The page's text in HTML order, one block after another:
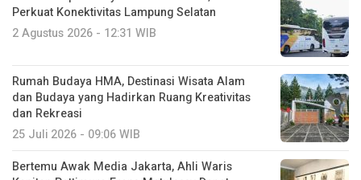
Perkuat Konektivitas Lampung Selatan
2 Agustus 2026 - 12:31 WIB
Rumah Budaya HMA, Destinasi Wisata Alam
dan Budaya yang Hadirkan Ruang Kreativitas
dan Rekreasi
25 Juli 2026 - 09:06 WIB
Bertemu Awak Media Jakarta, Ahli Waris